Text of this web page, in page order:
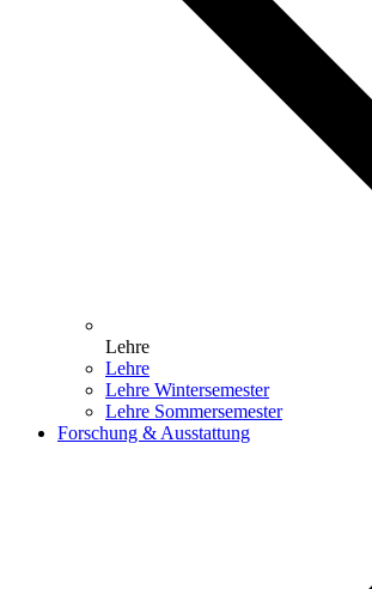
Lehre
Lehre
Lehre Wintersemester
Lehre Sommersemester
Forschung & Ausstattung